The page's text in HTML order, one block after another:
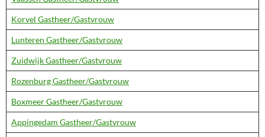
Korvel Gastheer/Gastvrouw
Lunteren Gastheer/Gastvrouw
Zuidwijk Gastheer/Gastvrouw
Rozenburg Gastheer/Gastvrouw
Boxmeer Gastheer/Gastvrouw
Appingedam Gastheer/Gastvrouw